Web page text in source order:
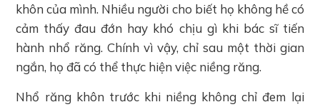
khôn của mình. Nhiều người cho biết họ không hề có
cảm thấy đau đớn hay khó chịu gì khi bác sĩ tiến
hành nhổ răng. Chính vì vậy, chỉ sau một thời gian
ngắn, họ đã có thể thực hiện việc niềng răng.
Nhổ răng khôn trước khi niềng không chỉ đem lại